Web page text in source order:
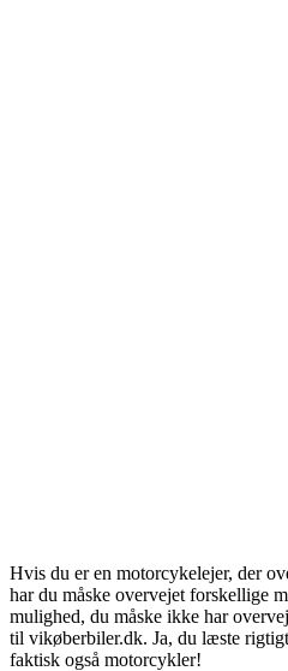
Hvis du er en motorcykelejer, der
har du måske overvejet forskellige
mulighed, du måske ikke har
til vikøberbiler.dk. Ja, du læste
faktisk også motorcykler!